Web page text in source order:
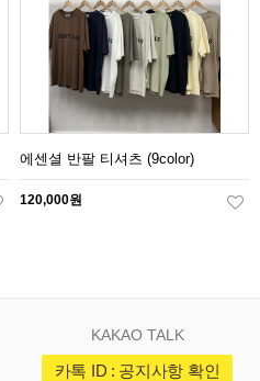
에센셜 반팔 티셔츠 (9color)
120,000원
KAKAO TALK
카톡 ID : 공지사항 확인